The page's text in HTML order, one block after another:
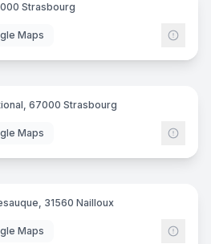
Strasbourg
Maps
11
67000 Strasbourg
Maps
41
31560 Nailloux
Maps